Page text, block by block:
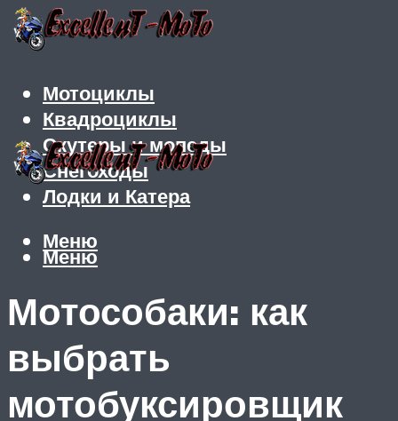
Мотоциклы
Квадроциклы
Скутеры и мопеды
Снегоходы
Лодки и Катера
Меню
Меню
Мотособаки: как
выбрать
мотобуксировщик